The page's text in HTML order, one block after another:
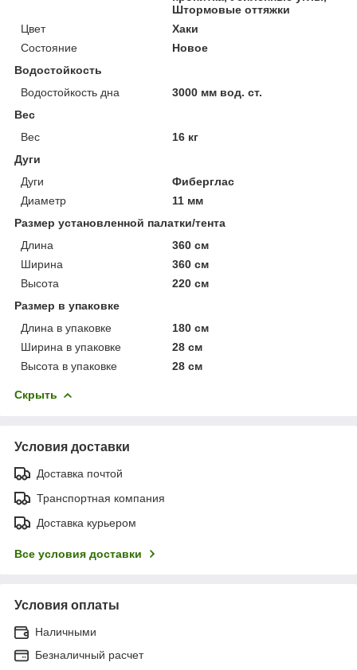
Штормовые оттяжки
Цвет
Хаки
Состояние
Новое
Водостойкость
Водостойкость дна
3000 мм вод. ст.
Вес
Вес
16 кг
Дуги
Дуги
Фиберглас
Диаметр
11 мм
Размер установленной палатки/тента
Длина
360 см
Ширина
360 см
Высота
220 см
Размер в упаковке
Длина в упаковке
180 см
Ширина в упаковке
28 см
Высота в упаковке
28 см
Скрыть
Условия доставки
Доставка почтой
Транспортная компания
Доставка курьером
Все условия доставки
Условия оплаты
Наличными
Безналичный расчет